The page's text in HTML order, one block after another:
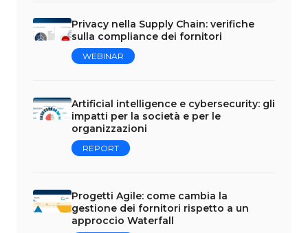
Privacy nella Supply Chain: verifiche
sulla compliance dei fornitori
WEBINAR
Artificial intelligence e cybersecurity: gli
impatti per la società e per le
organizzazioni
REPORT
Progetti Agile: come cambia la
gestione dei fornitori rispetto a un
approccio Waterfall